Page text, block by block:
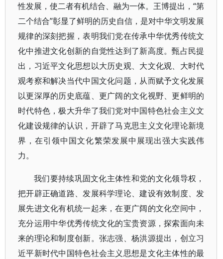
性发展，使二者有机结合、融为一体。王博提出，“第
二个结合”彰显了鲜明的历史自信，是对中华文明发展
规律的深刻把握，表明我们党在传承中华优秀传统文
化中推进文化创新的自觉性达到了新高度。甄占民提
出，习近平文化思想以大历史观、大文化观、大时代
观考察和解决当代中国文化问题，从而赋予文化发展
以更深厚的历史底蕴、更广阔的文化视野、更鲜明的
时代特色，极大升华了我们党对中国特色社会主义文
化建设规律的认识，开辟了马克思主义文化理论新境
界，在引领中国文化繁荣发展中展现出强大实践伟
力。
我们要持续巩固文化主体性和党的文化领导权，
把开辟正确道路、发展科学理论、建设有效制度、发
展先进文化有机统一起来，在更广阔的文化空间中，
充分运用中华优秀传统文化的宝贵资源，探索面向未
来的理论和制度创新。张志强、杨洪源提出，创立习
近平新时代中国特色社会主义思想是文化主体性的最